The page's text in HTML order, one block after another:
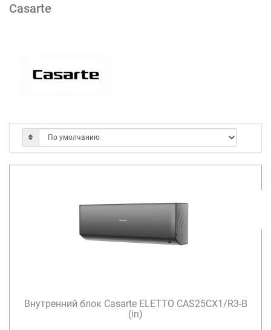
Casarte
Внутренний блок Casarte ELETTO CAS25CX1/R3-B
(in)